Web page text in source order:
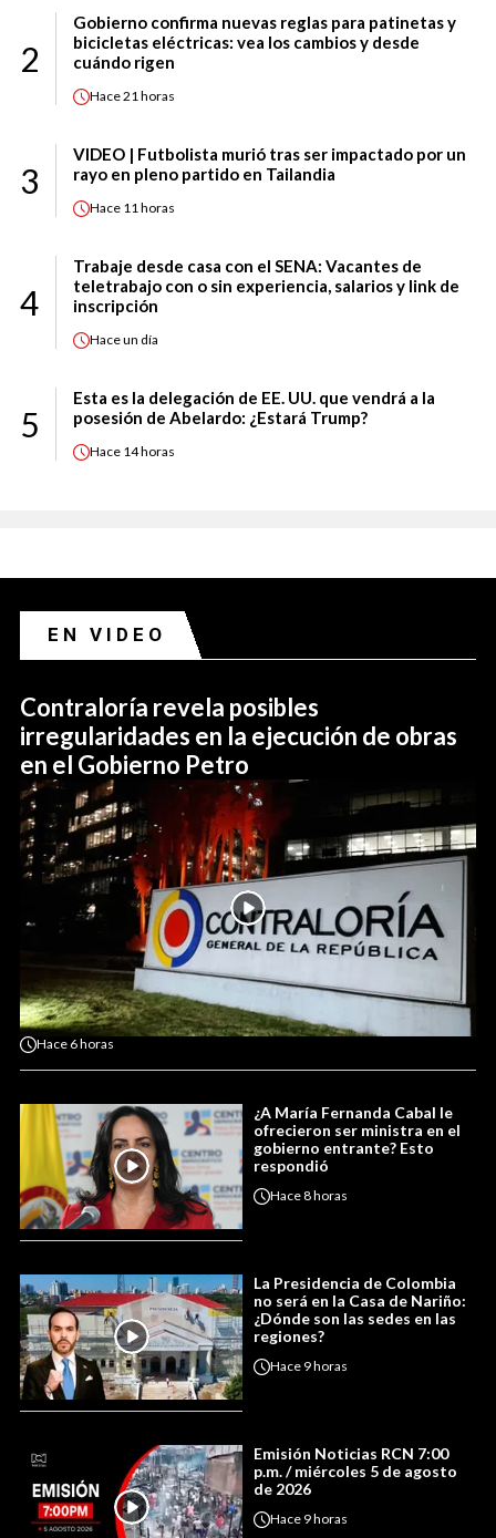
2
Gobierno confirma nuevas reglas para patinetas y
bicicletas eléctricas: vea los cambios y desde
cuándo rigen
Hace21 horas
3
VIDEO | Futbolista murió tras ser impactado por un
rayo en pleno partido en Tailandia
Hace 11 horas
4
Trabaje desde casa con el SENA: Vacantes de
teletrabajo con o sin experiencia, salarios y link de
inscripción
Haceun día
5
Esta es la delegación de EE. UU. que vendrá a la
posesión de Abelardo: ¿Estará Trump?
Hace 14 horas
EN VIDEO
Contraloría revela posibles
irregularidades en la ejecución de obras
en el Gobierno Petro
Hace 6 horas
¿A María Fernanda Cabal le
ofrecieron ser ministra en el
gobierno entrante? Esto
respondió
Hace8 horas
La Presidencia de Colombia
no será en la Casa de Nariño:
¿Dónde son las sedes en las
regiones?
Hace 9 horas
Emisión Noticias RCN 7:00
p.m. / miércoles 5 de agosto
de 2026
Hace 9 horas